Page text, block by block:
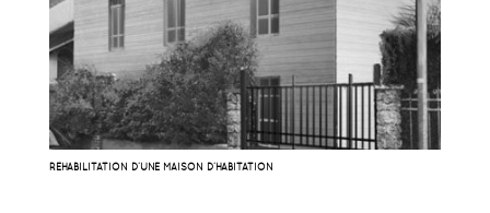
RÉHABILITATION D’UNE MAISON D’HABITATION